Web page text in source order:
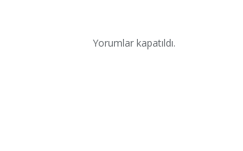
Yorumlar kapatıldı.